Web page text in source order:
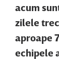
acum
zilele
aproape
echipele